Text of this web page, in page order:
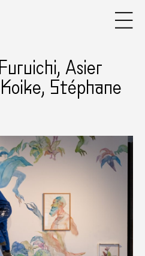
Asier
Stéphane